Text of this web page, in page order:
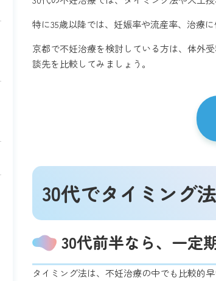
特に35歳以降では、妊娠率や流産率、治療
京都で不妊治療を検討している方は、体外
談先を比較してみましょう。
30代でタイミング
30代前半なら、一定
タイミング法は、不妊治療の中でも比較的